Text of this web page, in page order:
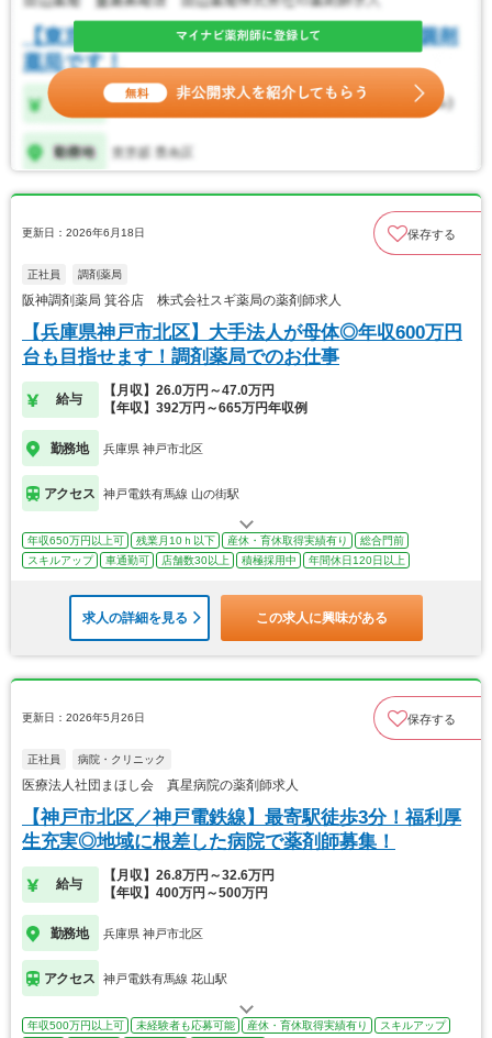
更新日：2026年6月18日 保存する
正社員 調剤薬局
阪神調剤薬局 箕谷店 株式会社スギ薬局の薬剤師求人
【兵庫県神戸市北区】大手法人が母体◎年収600万円
台も目指せます！調剤薬局でのお仕事
給与
【月収】26.0万円～47.0万円
【年収】392万円～665万円年収例
勤務地 兵庫県 神戸市北区
アクセス 神戸電鉄有馬線 山の街駅
年収650万円以上可 残業月10ｈ以下 産休・育休取得実績有り
総合門前
スキルアップ
車通勤可 店舗数30以上 積極採用中 年間休日120日以上
求人の詳細を見る この求人に興味がある
更新日：2026年5月26日 保存する
正社員 病院・クリニック
医療法人社団まほし会 真星病院の薬剤師求人
【神戸市北区／神戸電鉄線】最寄駅徒歩3分！福利厚
生充実◎地域に根差した病院で薬剤師募集！
給与
【月収】26.8万円～32.6万円
【年収】400万円～500万円
勤務地 兵庫県 神戸市北区
アクセス 神戸電鉄有馬線 花山駅
年収500万円以上可 未経験者も応募可能 産休・育休取得実績有り
スキルアップ